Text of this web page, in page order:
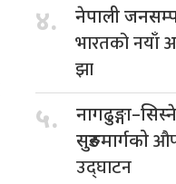
४. नेपाली
भारतको नयाँ
झा
५.
सुरुङमार्गको
उद्घाटन